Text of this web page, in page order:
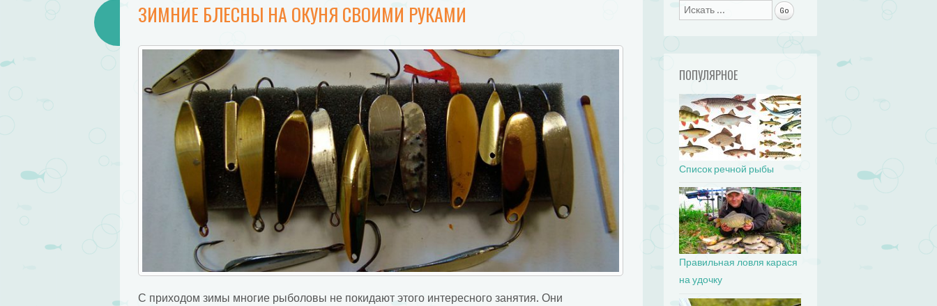
ЗИМНИЕ БЛЕСНЫ НА ОКУНЯ СВОИМИ РУКАМИ
С приходом зимы многие рыболовы не покидают этого интересного занятия. Они
Поиск
ПОПУЛЯРНОЕ
Список речной рыбы
Правильная ловля карася
на удочку